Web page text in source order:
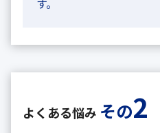
よくある悩み その2